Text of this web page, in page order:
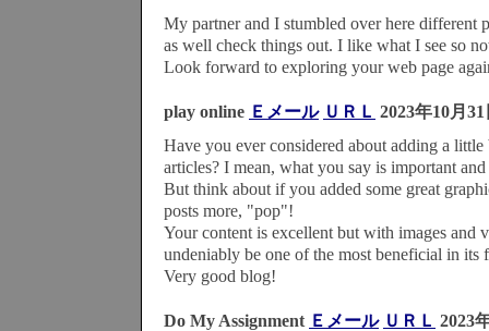
My partner and I stumbled over here different
as well check things out. I like what I see so
Look forward to exploring your web page
play online Ｅメール ＵＲＬ 2023年10月
Have you ever considered about adding a
articles? I mean, what you say is important
But think about if you added some great
posts more, "pop"!
Your content is excellent but with images and
undeniably be one of the most beneficial in its
Very good blog!
Do My Assignment Ｅメール ＵＲＬ 2023